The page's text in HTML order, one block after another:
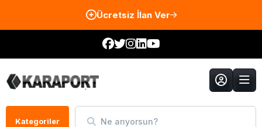
Ücretsiz İlan Ver
Kategoriler Ne arıyorsun?